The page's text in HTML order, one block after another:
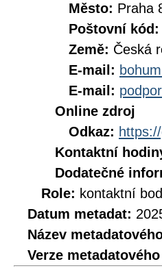
Město: Praha
Poštovní kód:
Země: Česká
E-mail:
E-mail:
Online zdroj
Odkaz:
Kontaktní
Dodatečné
Role: kontaktní bod
Datum metadat:
Název
Verze